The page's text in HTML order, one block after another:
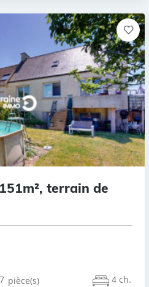
terrain de
7 pièce(s) 4 ch.